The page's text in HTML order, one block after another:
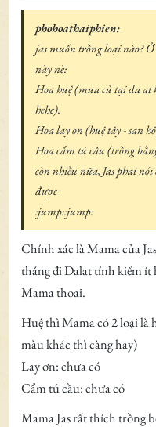
phohoathaiphien:
jas muốn trồng loại nào?
này nè:
Hoa huệ (mua củ tại da at
hehe).
Hoa lay on (huệ tây - san
Hoa cẩm tú cầu (trồng
còn nhiều nữa, Jas phai
được
:jump::jump:
Chính xác là Mama của
tháng đi Dalat tính kiếm ít
Mama thoai.
Huệ thì Mama có 2 loại là
màu khác thì càng hay)
Lay ơn: chưa có
Cẩm tú cầu: chưa có
Mama Jas rất thích trồng